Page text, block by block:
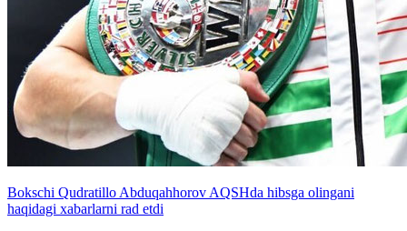
Bokschi Qudratillo Abduqahhorov AQSHda hibsga olingani
haqidagi xabarlarni rad etdi